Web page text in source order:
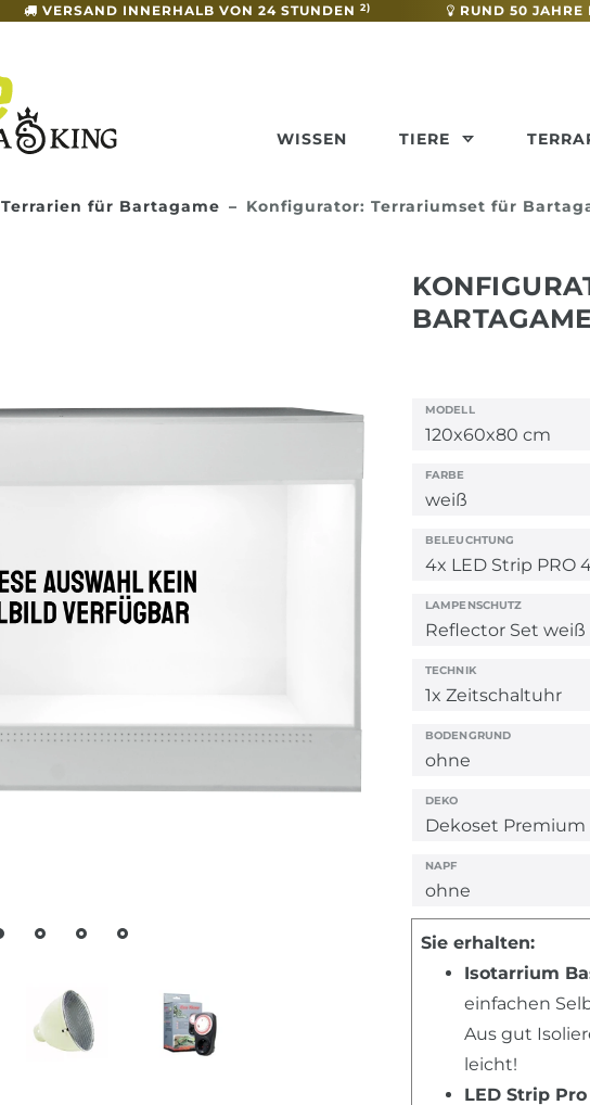
VERSAND INNERHALB VON 24 STUNDEN 2) RUND 50 JAHRE
WISSEN TIERE
Terrarien für Bartagame Konfigurator: Terrariumset für
MODELL
FARBE
BELEUCHTUNG
LAMPENSCHUTZ
TECHNIK
BODENGRUND
DEKO
NAPF
Sie erhalten:
Isotarrium
einfachen
Aus gut
leicht!
LED Strip